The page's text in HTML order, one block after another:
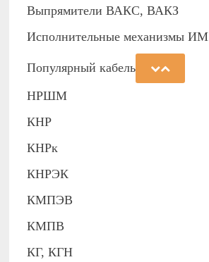
Выпрямители ВАКС, ВАКЗ
Исполнительные механизмы ИМ
Популярный кабель
НРШМ
КНР
КНРк
КНРЭК
КМПЭВ
КМПВ
КГ, КГН